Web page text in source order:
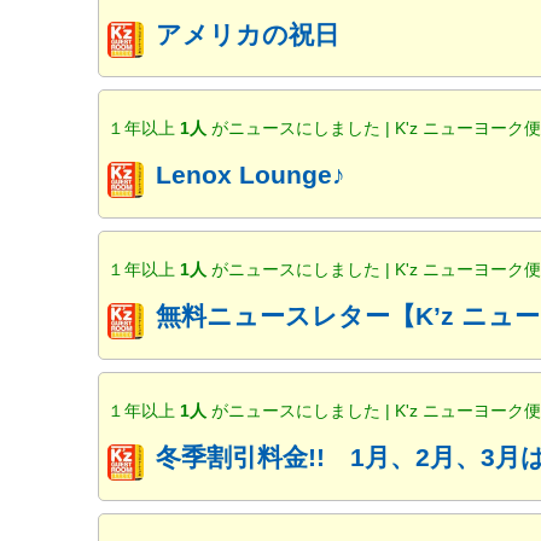
アメリカの祝日
１年以上 1人がニュースにしました | K'z ニューヨーク
Lenox Lounge♪
１年以上 1人がニュースにしました | K'z ニューヨーク
無料ニュースレター【K’z ニュ
１年以上 1人がニュースにしました | K'z ニューヨーク
冬季割引料金!! 1月、2月、3月